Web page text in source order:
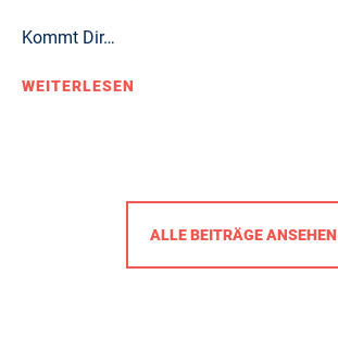
Kommt Dir…
WEITERLESEN
ALLE BEITRÄGE ANSEHEN